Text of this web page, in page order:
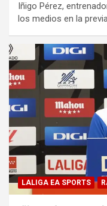
Iñigo Pérez,
los medios en la
LALIGA EA SPORTS